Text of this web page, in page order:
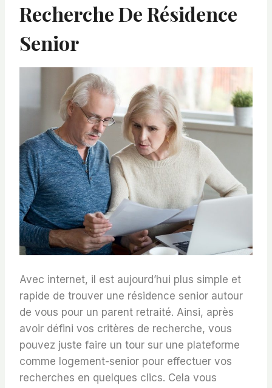
Recherche De Résidence
Senior
Avec internet, il est aujourd’hui plus simple et
rapide de trouver une résidence senior autour
de vous pour un parent retraité. Ainsi, après
avoir défini vos critères de recherche, vous
pouvez juste faire un tour sur une plateforme
comme logement-senior pour effectuer vos
recherches en quelques clics. Cela vous